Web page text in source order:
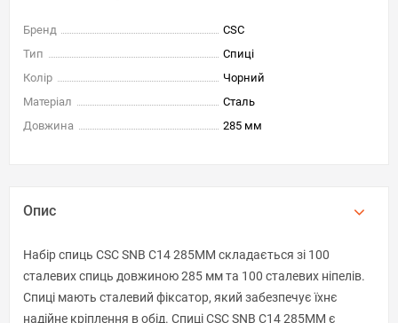
Бренд
CSC
Тип
Спиці
Колір
Чорний
Матеріал
Сталь
Довжина
285 мм
Опис
Набір спиць CSC SNB C14 285MM складається зі 100
сталевих спиць довжиною 285 мм та 100 сталевих ніпелів.
Спиці мають сталевий фіксатор, який забезпечує їхнє
надійне кріплення в обід. Спиці CSC SNB C14 285MM є